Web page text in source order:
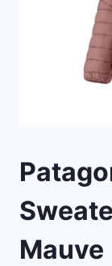
Mauve